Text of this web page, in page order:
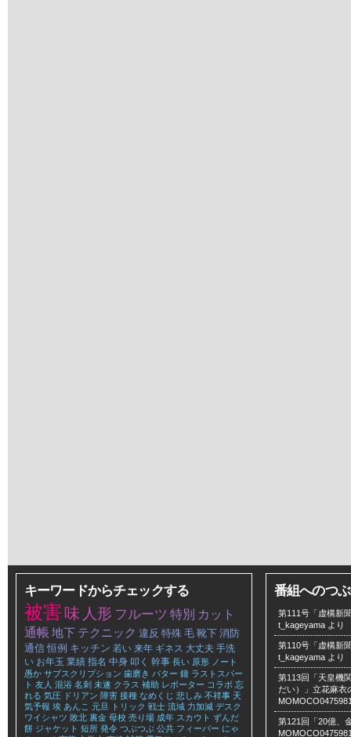
キーワードからチェックする
被害 味 人形 フルーツ 特別 カット
通帳 地下 テクニック 違反 特殊 毛 靴下 消防
通信 恒例 キッチン 若い 来年 ギネス 大丈夫 手洗
い お年玉 業績 指名 中身 叩く 幹事 長い 原形 ノート
愚か サブスクリプション 歯磨き バター 鐘 ラストスパー
ト 友人 混浴 名刺 未遂 クラス 補助 レポーター コラボ 忘
れる 気圧 ドリアン 障害 接種 なめくじ 悲しみ 不祥事 天
気予報 埃 あんこ 元旦 トリック 戦士 流域 力加減 デスク
ワイシャツ 敗北 裏金 母校 売り場 成年 スカウト ずんだ
餅 ジャケット 短所 発令 つぶつぶ 公共 フィーバー にゃ
番組へのつ
第111号「虚構新
t_kageyama より
第110号「虚構新
t_kageyama より
第113回「天皇機
だい）」立花麻衣
第121回「20億、